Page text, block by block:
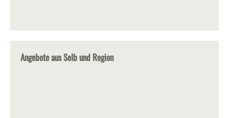
Angebote aus Selb und Region